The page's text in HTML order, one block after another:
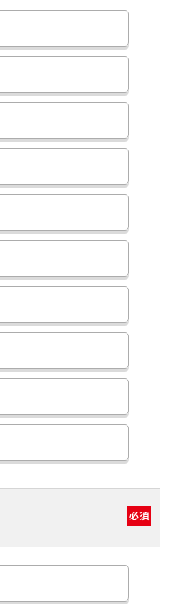
必須